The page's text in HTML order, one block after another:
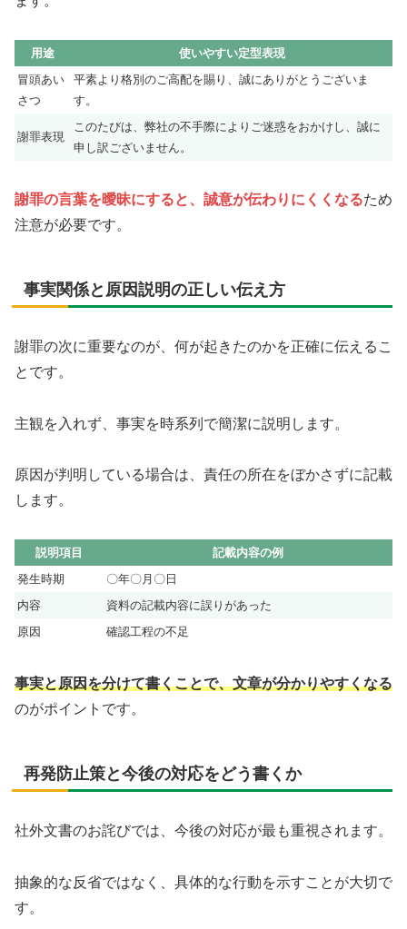
用途
使いやすい定型表現
冒頭あい
さつ
平素より格別のご高配を賜り、誠にありがとうございま
す。
謝罪表現
このたびは、弊社の不手際によりご迷惑をおかけし、誠に
申し訳ございません。
謝罪の言葉を曖昧にすると、誠意が伝わりにくくなるため
注意が必要です。
事実関係と原因説明の正しい伝え方
謝罪の次に重要なのが、何が起きたのかを正確に伝えるこ
とです。
主観を入れず、事実を時系列で簡潔に説明します。
原因が判明している場合は、責任の所在をぼかさずに記載
します。
説明項目
記載内容の例
発生時期
〇年〇月〇日
内容
資料の記載内容に誤りがあった
原因
確認工程の不足
事実と原因を分けて書くことで、文章が分かりやすくなる
のがポイントです。
再発防止策と今後の対応をどう書くか
社外文書のお詫びでは、今後の対応が最も重視されます。
抽象的な反省ではなく、具体的な行動を示すことが大切で
す。